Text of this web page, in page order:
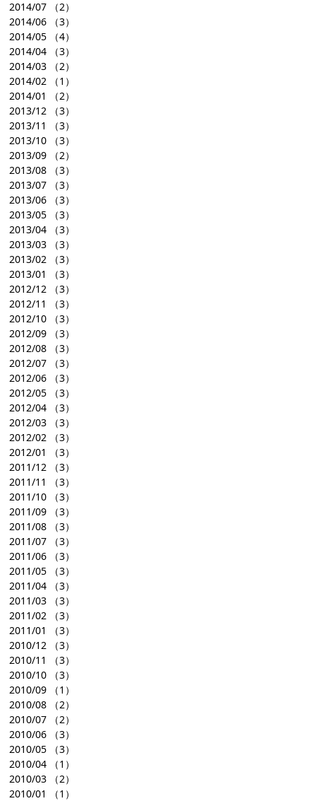
2014/07 （2）
2014/06 （3）
2014/05 （4）
2014/04 （3）
2014/03 （2）
2014/02 （1）
2014/01
（2）
2013/12 （3）
2013/11
（3）
2013/10 （3）
2013/09 （2）
2013/08 （3）
2013/07 （3）
2013/06 （3）
2013/05 （3）
2013/04 （3）
2013/03 （3）
2013/02 （3）
2013/01
（3）
2012/12 （3）
2012/11
（3）
2012/10 （3）
2012/09 （3）
2012/08 （3）
2012/07 （3）
2012/06 （3）
2012/05 （3）
2012/04 （3）
2012/03 （3）
2012/02 （3）
2012/01
（3）
2011/12 （3）
2011/11
（3）
2011/10 （3）
2011/09 （3）
2011/08 （3）
2011/07 （3）
2011/06 （3）
2011/05 （3）
2011/04 （3）
2011/03 （3）
2011/02 （3）
2011/01
（3）
2010/12 （3）
2010/11
（3）
2010/10 （3）
2010/09 （1）
2010/08 （2）
2010/07 （2）
2010/06 （3）
2010/05 （3）
2010/04 （1）
2010/03 （2）
2010/01
（1）